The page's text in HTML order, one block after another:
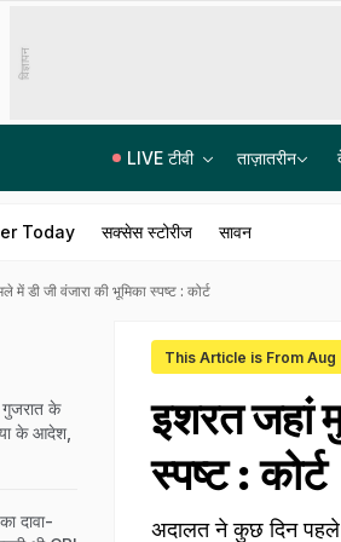
विज्ञापन
LIVE टीवी ताज़ातरीन
Today सक्सेस स्टोरीज सावन
में डी जी वंजारा की भूमिका स्पष्ट : कोर्ट
This Article is From Aug
इशरत जहां
स्पष्ट : कोर्ट
अदालत ने कुछ दिन पहले
गुजरात के
के आदेश,
दावा-